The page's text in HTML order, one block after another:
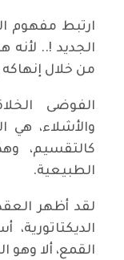
ارتبط مفهوم
الجديد !.. لأنه
من خلال إنهاكه
الفوضى
والأشلاء، هي
كالتقسيم،
الطبيعية.
لقد أظهر
القمع، ألا وهو